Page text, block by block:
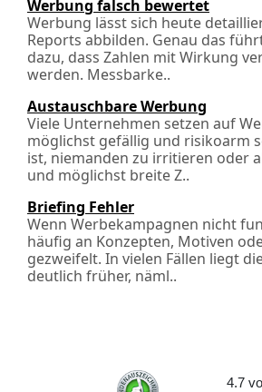
Werbung falsch bewertet
Werbung lässt sich heute
Reports abbilden. Genau das
dazu, dass Zahlen mit Wirkung
werden. Messbarke..
Austauschbare Werbung
Viele Unternehmen setzen auf
möglichst gefällig und risikoarm
ist, niemanden zu irritieren oder
und möglichst breite Z..
Briefing Fehler
Wenn Werbekampagnen nicht
häufig an Konzepten, Motiven
gezweifelt. In vielen Fällen liegt
deutlich früher, näml..
4.7